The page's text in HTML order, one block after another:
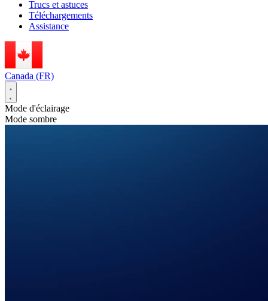
Trucs et astuces
Téléchargements
Assistance
Canada (FR)
Mode d'éclairage
Mode sombre